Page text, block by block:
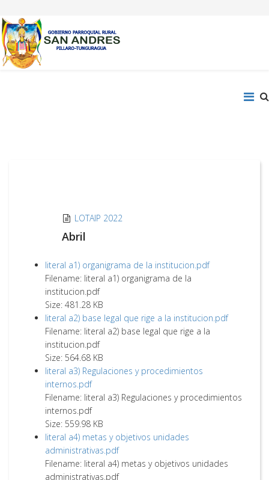
LOTAIP 2022
Abril
literal a1) organigrama de la institucion.pdf
Filename: literal a1) organigrama de la
institucion.pdf
Size: 481.28 KB
literal a2) base legal que rige a la institucion.pdf
Filename: literal a2) base legal que rige a la
institucion.pdf
Size: 564.68 KB
literal a3) Regulaciones y procedimientos
internos.pdf
Filename: literal a3) Regulaciones y procedimientos
internos.pdf
Size: 559.98 KB
literal a4) metas y objetivos unidades
administrativas.pdf
Filename: literal a4) metas y objetivos unidades
administrativas.pdf